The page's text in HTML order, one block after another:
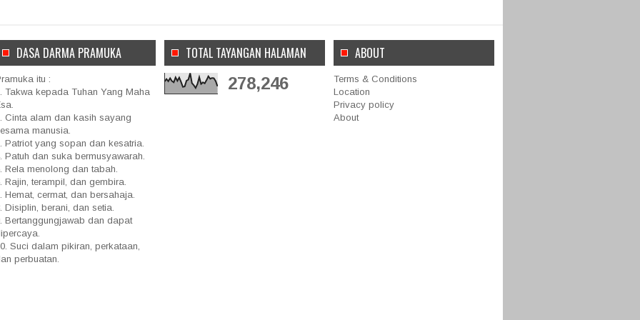
DASA DARMA PRAMUKA
itu :
Takwa kepada Tuhan Yang Maha
Cinta alam dan kasih sayang
manusia.
Patriot yang sopan dan kesatria.
Patuh dan suka bermusyawarah.
Rela menolong dan tabah.
Rajin, terampil, dan gembira.
Hemat, cermat, dan bersahaja.
Disiplin, berani, dan setia.
Bertanggungjawab dan dapat
Suci dalam pikiran, perkataan,
perbuatan.
TOTAL TAYANGAN HALAMAN
278,246
ABOUT
Terms & Conditions
Location
Privacy policy
About